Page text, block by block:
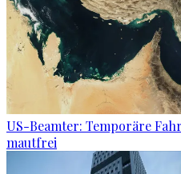
US-Beamter: Temporäre
mautfrei